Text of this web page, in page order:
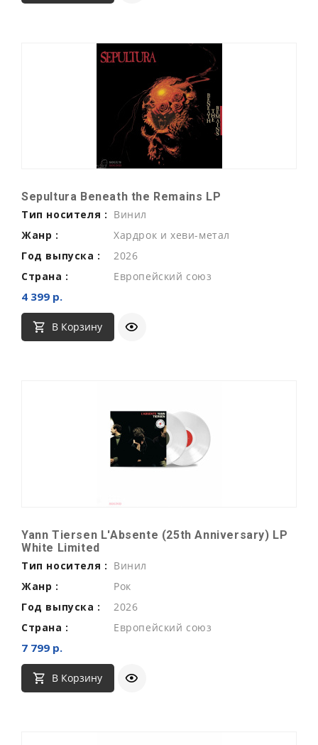
Sepultura Beneath the Remains LP
Тип носителя : Винил
Жанр :
Хардрок и хеви-метал
Год выпуска :
2026
Страна :
Европейский союз
4 399 р.
В Корзину
Yann Tiersen L'Absente (25th Anniversary) LP
White Limited
Тип носителя : Винил
Жанр :
Рок
Год выпуска :
2026
Страна :
Европейский союз
7 799 р.
В Корзину